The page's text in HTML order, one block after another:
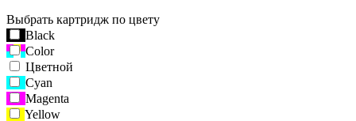
Выбрать картридж по цвету
Black
Color
Цветной
Cyan
Magenta
Yellow